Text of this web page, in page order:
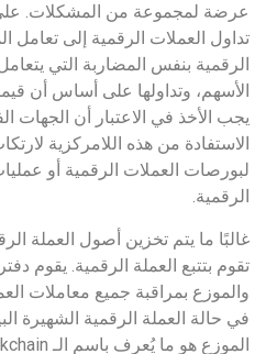
عرضة لمجموعة من المشكلات.
تداول العملات الرقمية إلى تعامل
الرقمية بنفس المضاربة التي
الأسهم، وتداولها على أساس أن
يجب الأخذ في الاعتبار أن الجهات
الاستفادة من هذه اللامركزية
لبورصات العملات الرقمية أو
الرقمية.
غالبًا ما يتم تخزين أصول العملة
تقوم بتتبع العملة الرقمية. يقوم
والموزع بمراقبة جميع معاملات
في حالة العملة الرقمية الشهيرة